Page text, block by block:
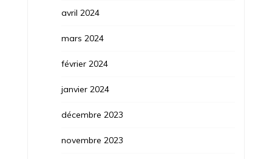
avril 2024
mars 2024
février 2024
janvier 2024
décembre 2023
novembre 2023